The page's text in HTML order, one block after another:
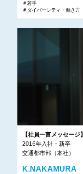
＃若手
＃ダイバーシティ・働き方
【社員一言メッセージ】
2016年入社・新卒
交通都市部（本社）
K.NAKAMURA